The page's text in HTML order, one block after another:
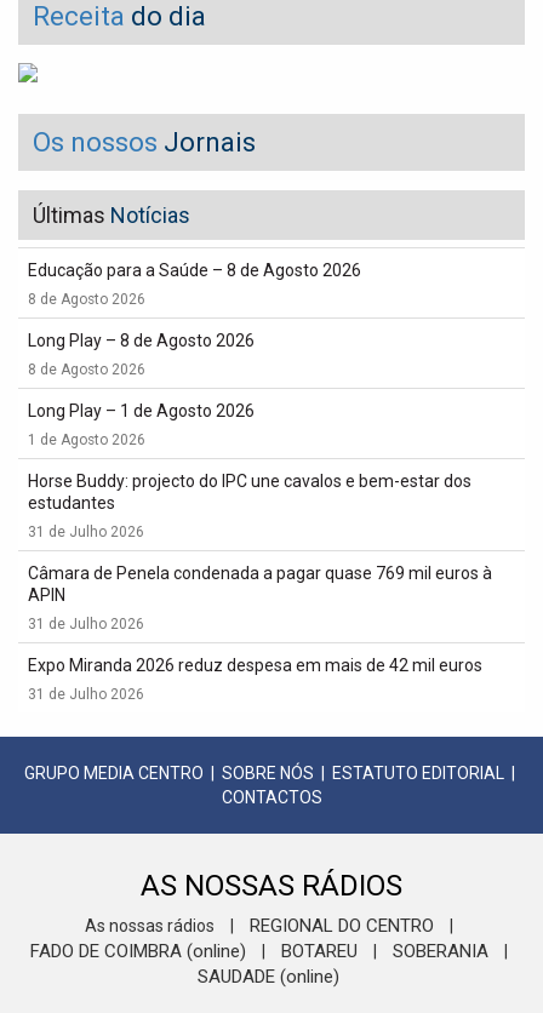
Receita do dia
Os nossos Jornais
Últimas Notícias
Educação para a Saúde – 8 de Agosto 2026
8 de Agosto 2026
Long Play – 8 de Agosto 2026
8 de Agosto 2026
Long Play – 1 de Agosto 2026
1 de Agosto 2026
Horse Buddy: projecto do IPC une cavalos e bem-estar dos
estudantes
31 de Julho 2026
Câmara de Penela condenada a pagar quase 769 mil euros à
APIN
31 de Julho 2026
Expo Miranda 2026 reduz despesa em mais de 42 mil euros
31 de Julho 2026
GRUPO MEDIA CENTRO SOBRE NÓS ESTATUTO EDITORIAL
CONTACTOS
AS NOSSAS RÁDIOS
As nossas rádios REGIONAL DO CENTRO
FADO DE COIMBRA (online) BOTAREU SOBERANIA
SAUDADE (online)